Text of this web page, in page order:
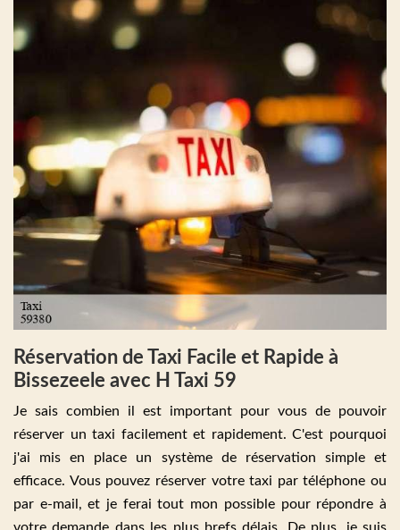
Réservation de Taxi Facile et Rapide à
Bissezeele avec H Taxi 59
Je sais combien il est important pour vous de pouvoir
réserver un taxi facilement et rapidement. C'est pourquoi
j'ai mis en place un système de réservation simple et
efficace. Vous pouvez réserver votre taxi par téléphone ou
par e-mail, et je ferai tout mon possible pour répondre à
votre demande dans les plus brefs délais. De plus, je suis